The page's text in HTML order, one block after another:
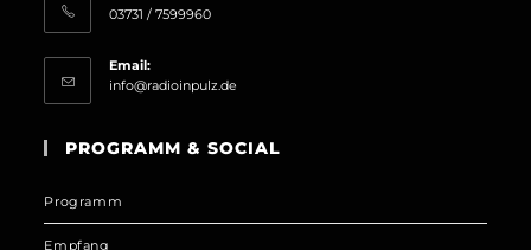
03731 / 7599960
Email:
info@radioinpulz.de
application
PROGRAMM & SOCIAL
Programm
Empfang